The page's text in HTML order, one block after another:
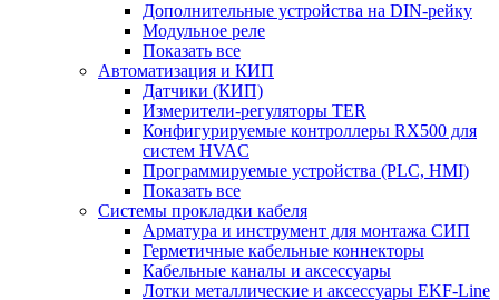
Дополнительные устройства на DIN-рейку
Модульное реле
Показать все
Автоматизация и КИП
Датчики (КИП)
Измерители-регуляторы TER
Конфигурируемые контроллеры RX500 для
систем HVAC
Программируемые устройства (PLC, HMI)
Показать все
Системы прокладки кабеля
Арматура и инструмент для монтажа СИП
Герметичные кабельные коннекторы
Кабельные каналы и аксессуары
Лотки металлические и аксессуары EKF-Line